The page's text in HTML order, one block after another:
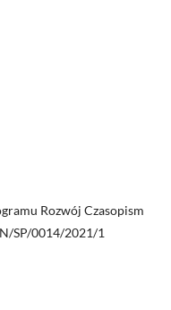
Rozwój Czasopism
SP/0014/2021/1